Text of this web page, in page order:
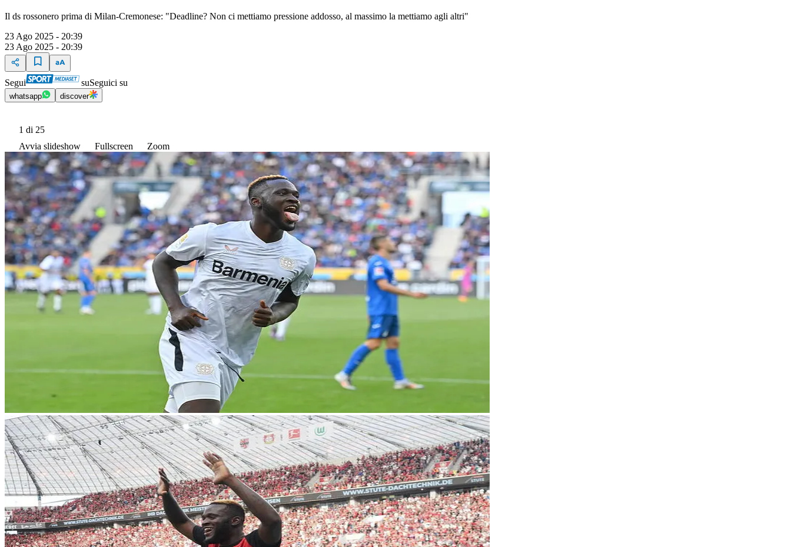
Il ds rossonero prima di Milan-Cremonese: "Deadline? Non ci mettiamo pressione addosso, al massimo la mettiamo agli altri"
23 Ago 2025 - 20:39
23 Ago 2025 - 20:39
Segui suSeguici su
whatsapp discover
1 di 25
Avvia slideshow
Fullscreen Zoom